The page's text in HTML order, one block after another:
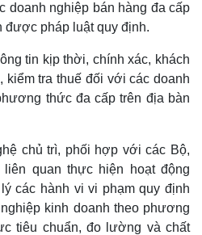
doanh nghiệp bán hàng đa cấp
được pháp luật quy định.
tin kịp thời, chính xác, khách
kiểm tra thuế đối với các doanh
thức đa cấp trên địa bàn
chủ trì, phối hợp với các Bộ,
quan thực hiện hoạt động
các hành vi vi phạm quy định
kinh doanh theo phương
tiêu chuẩn, đo lường và chất